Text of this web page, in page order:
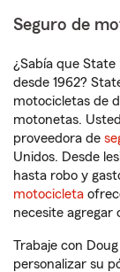
Seguro de
¿Sabía que
desde 1962?
motocicletas de
motonetas.
proveedora de
Unidos. Desde
hasta robo y
motocicleta
necesite agregar
Trabaje con
personalizar su